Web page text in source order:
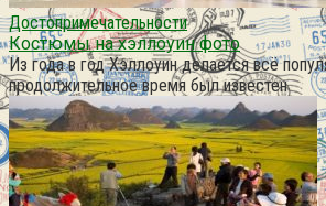
Достопримечательности
Костюмы на хэллоуин фото
Из года в год Хэллоуин делается всё
продолжительное время был известен